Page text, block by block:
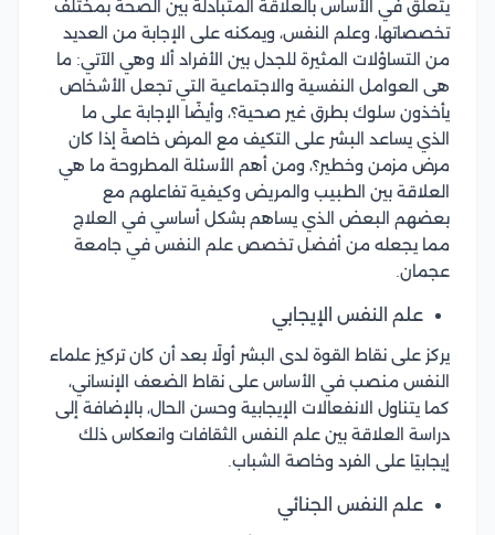
يتعلق في الأساس بالعلاقة المتبادلة بين الصحة بمختلف
تخصصاتها، وعلم النفس، ويمكنه على الإجابة من العديد
من التساؤلات المثيرة للجدل بين الأفراد ألا وهي الآتي: ما
هى العوامل النفسية والاجتماعية التي تجعل الأشخاص
يأخذون سلوك بطرق غير صحية؟، وأيضًا الإجابة على ما
الذي يساعد البشر على التكيف مع المرض خاصةً إذا كان
مرض مزمن وخطير؟، ومن أهم الأسئلة المطروحة ما هي
العلاقة بين الطبيب والمريض وكيفية تفاعلهم مع
بعضهم البعض الذي يساهم بشكل أساسي في العلاج
مما يجعله من أفضل تخصص علم النفس في جامعة
عجمان.
علم النفس الإيجابي
يركز على نقاط القوة لدى البشر أولًا بعد أن كان تركيز علماء
النفس منصب في الأساس على نقاط الضعف الإنساني،
كما يتناول الانفعالات الإيجابية وحسن الحال، بالإضافة إلى
دراسة العلاقة بين علم النفس الثقافات وانعكاس ذلك
إيجابيًا على الفرد وخاصة الشباب.
علم النفس الجنائي